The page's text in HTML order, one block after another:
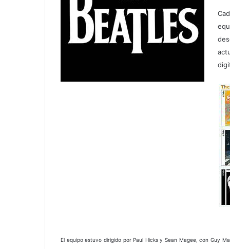
El equipo estuvo dirigido por Paul Hicks y Sean Magee, con Guy